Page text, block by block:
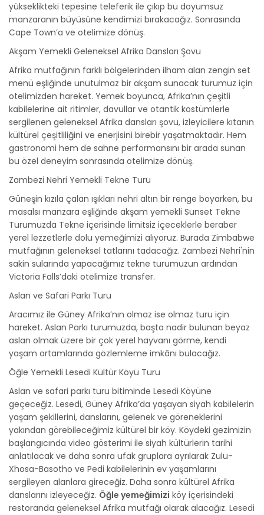
yükseklikteki tepesine teleferik ile çıkıp bu doyumsuz
manzaranın büyüsüne kendimizi bırakacağız. Sonrasında
Cape Town’a ve otelimize dönüş.
Akşam Yemekli Geleneksel Afrika Dansları Şovu
Afrika mutfağının farklı bölgelerinden ilham alan zengin set
menü eşliğinde unutulmaz bir akşam sunacak turumuz için
otelimizden hareket. Yemek boyunca, Afrika’nın çeşitli
kabilelerine ait ritimler, davullar ve otantik kostümlerle
sergilenen geleneksel Afrika dansları şovu, izleyicilere kıtanın
kültürel çeşitliliğini ve enerjisini birebir yaşatmaktadır. Hem
gastronomi hem de sahne performansını bir arada sunan
bu özel deneyim sonrasında otelimize dönüş.
Zambezi Nehri Yemekli Tekne Turu
Güneşin kızıla çalan ışıkları nehri altın bir renge boyarken, bu
masalsı manzara eşliğinde akşam yemekli Sunset Tekne
Turumuzda Tekne içerisinde limitsiz içeceklerle beraber
yerel lezzetlerle dolu yemeğimizi alıyoruz. Burada Zimbabwe
mutfağının geleneksel tatlarını tadacağız. Zambezi Nehri'nin
sakin sularında yapacağımız tekne turumuzun ardından
Victoria Falls’daki otelimize transfer.
Aslan ve Safari Parkı Turu
Aracımız ile Güney Afrika’nın olmaz ise olmaz turu için
hareket. Aslan Parkı turumuzda, başta nadir bulunan beyaz
aslan olmak üzere bir çok yerel hayvanı görme, kendi
yaşam ortamlarında gözlemleme imkânı bulacağız.
Öğle Yemekli Lesedi Kültür Köyü Turu
Aslan ve safari parkı turu bitiminde Lesedi Köyüne
geçeceğiz. Lesedi, Güney Afrika’da yaşayan siyah kabilelerin
yaşam şekillerini, danslarını, gelenek ve göreneklerini
yakından görebileceğimiz kültürel bir köy. Köydeki gezimizin
başlangıcında video gösterimi ile siyah kültürlerin tarihi
anlatılacak ve daha sonra ufak gruplara ayrılarak Zulu-
Xhosa-Basotho ve Pedi kabilelerinin ev yaşamlarını
sergileyen alanlara gireceğiz. Daha sonra kültürel Afrika
danslarını izleyeceğiz. Öğle yemeğimizi köy içerisindeki
restoranda geleneksel Afrika mutfağı olarak alacağız. Lesedi